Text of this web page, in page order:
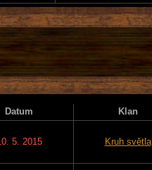
Datum Klan
5. 2015 Kruh světla